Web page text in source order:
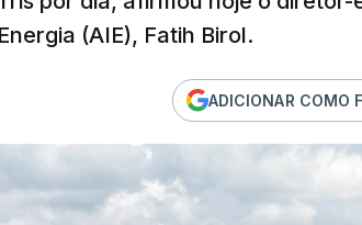
(AIE), Fatih Birol.
ADICIONAR COMO